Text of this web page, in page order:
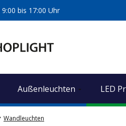
springen
9:00 bis 17:00 Uhr
Außenleuchten LED
Wandleuchten